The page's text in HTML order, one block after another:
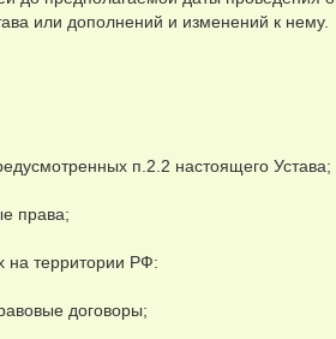
или дополнений и изменений к нему.
п.2.2 настоящего Устава;
права;
на территории РФ:
договоры;